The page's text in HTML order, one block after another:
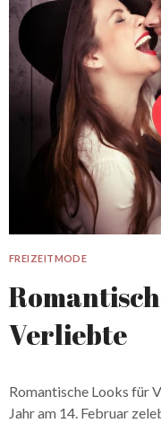
FREIZEITMODE
Verliebte
Romantische Looks für
Jahr am 14. Februar